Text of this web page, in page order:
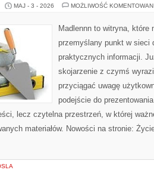
MAJ - 3 - 2026 MOŻLIWOŚĆ
Madlennn to witryna, które
przemyślany punkt w sieci
praktycznych informacji.
skojarzenie z czymś
przyciągać uwagę
podejście do
lecz czytelna przestrzeń, w której
materiałów. Nowości na stronie: